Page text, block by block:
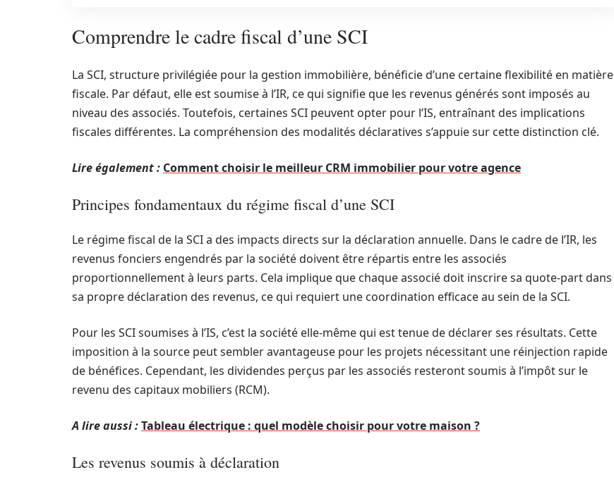
Comprendre le cadre fiscal d’une SCI
La SCI, structure privilégiée pour la gestion immobilière, bénéficie d’une certaine flexibilité en matière
fiscale. Par défaut, elle est soumise à l’IR, ce qui signifie que les revenus générés sont imposés au
niveau des associés. Toutefois, certaines SCI peuvent opter pour l’IS, entraînant des implications
fiscales différentes. La compréhension des modalités déclaratives s’appuie sur cette distinction clé.
Lire également : Comment choisir le meilleur CRM immobilier pour votre agence
Principes fondamentaux du régime fiscal d’une SCI
Le régime fiscal de la SCI a des impacts directs sur la déclaration annuelle. Dans le cadre de l’IR, les
revenus fonciers engendrés par la société doivent être répartis entre les associés
proportionnellement à leurs parts. Cela implique que chaque associé doit inscrire sa quote-part dans
sa propre déclaration des revenus, ce qui requiert une coordination efficace au sein de la SCI.
Pour les SCI soumises à l’IS, c’est la société elle-même qui est tenue de déclarer ses résultats. Cette
imposition à la source peut sembler avantageuse pour les projets nécessitant une réinjection rapide
de bénéfices. Cependant, les dividendes perçus par les associés resteront soumis à l’impôt sur le
revenu des capitaux mobiliers (RCM).
A lire aussi :Tableau électrique : quel modèle choisir pour votre maison ?
Les revenus soumis à déclaration